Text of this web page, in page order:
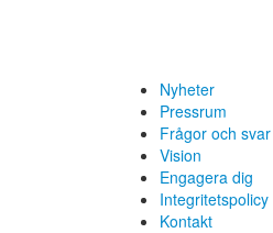
Nyheter
Pressrum
Frågor och svar
Vision
Engagera dig
Integritetspolicy
Kontakt